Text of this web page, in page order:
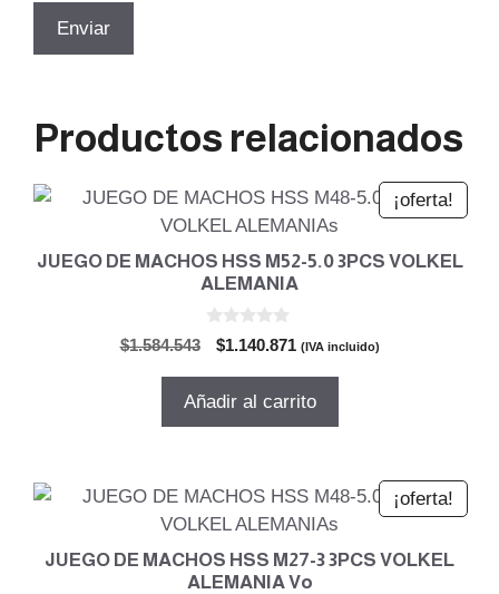
Productos relacionados
¡oferta!
JUEGO DE MACHOS HSS M52-5.0 3PCS VOLKEL
ALEMANIA
$1.584.543
El
original
$1.140.871 El
actual
(IVA incluido)
Añadir al carrito
¡oferta!
JUEGO DE MACHOS HSS M27-3 3PCS VOLKEL
ALEMANIA Vo